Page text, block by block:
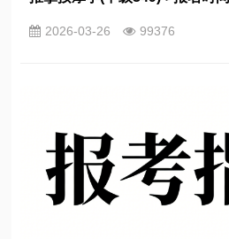
2026-03-26 99376